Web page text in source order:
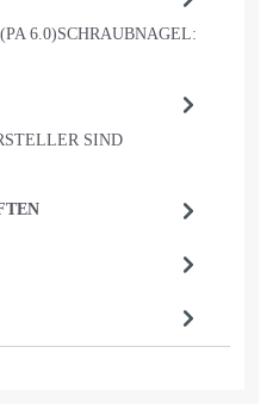
6.0)SCHRAUBNAGEL:
SIND